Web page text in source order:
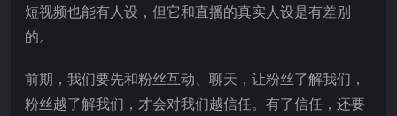
短视频也能有人设，但它和直播的真实人设是有差别
的。
前期，我们要先和粉丝互动、聊天，让粉丝了解我们，
粉丝越了解我们，才会对我们越信任。有了信任，还要